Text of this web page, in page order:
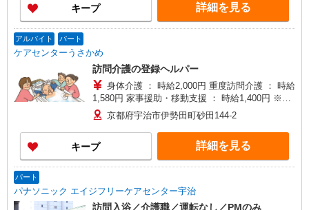
キープ 詳細を見る
アルバイト パート
ケアセンターうさかめ
訪問介護の登録ヘルパー
身体介護 ： 時給2,000円 重度訪問介護 ： 時給
1,580円 家事援助・移動支援 ： 時給1,400円 ※給
与幅は経験・能力による 別途処遇改善手当年2回
支給あり（5月及び12月）
京都府宇治市伊勢田町砂田144-2
キープ 詳細を見る
パート
パナソニック エイジフリーケアセンター宇治
訪問入浴／介護職／運転なし／PMのみ